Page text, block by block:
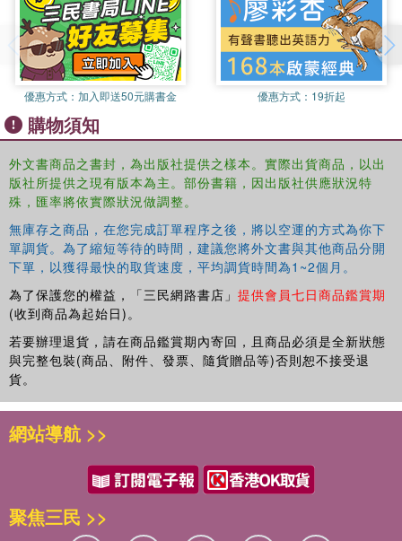
優惠方式： 加入即送50元購書金 優惠方式： 19折起
購物須知
外文書商品之書封，為出版社提供之樣本。實際出貨商品，以出
版社所提供之現有版本為主。部份書籍，因出版社供應狀況特
殊，匯率將依實際狀況做調整。
無庫存之商品，在您完成訂單程序之後，將以空運的方式為你下
單調貨。為了縮短等待的時間，建議您將外文書與其他商品分開
下單，以獲得最快的取貨速度，平均調貨時間為1~2個月。
為了保護您的權益，「三民網路書店」 提供會員七日商品鑑賞期
(收到商品為起始日)。
若要辦理退貨，請在商品鑑賞期內寄回，且商品必須是全新狀態
與完整包裝(商品、附件、發票、隨貨贈品等)否則恕不接受退
貨。
網站導航 >>
聚焦三民 >>